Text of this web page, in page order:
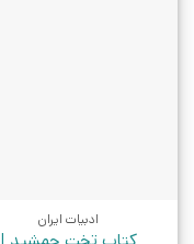
ادبیات ایران